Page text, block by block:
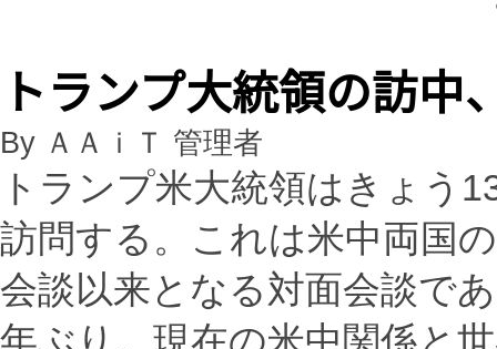
トランプ大統領の訪
By ＡＡｉＴ 管理者
トランプ米大統領はきょう
訪問する。これは米中両国
会談以来となる対面会談で
年ぶり。現在の米中関係と